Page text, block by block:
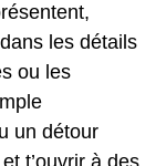
les détails
ou les
un détour